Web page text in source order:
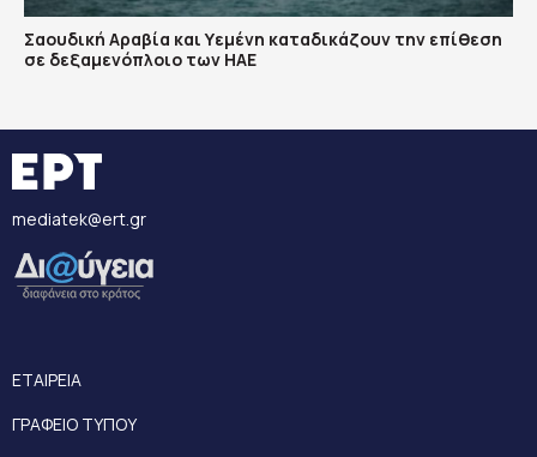
Σαουδική Αραβία και Υεμένη καταδικάζουν την επίθεση
σε δεξαμενόπλοιο των ΗΑΕ
mediatek@ert.gr
ΕΤΑΙΡΕΙΑ
ΓΡΑΦΕΙΟ ΤΥΠΟΥ